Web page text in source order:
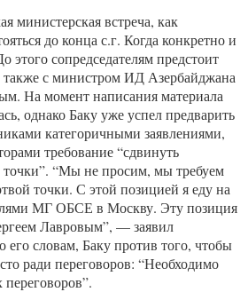
министерская встреча, как
до конца с.г. Когда конкретно и
этого сопредседателям предстоит
также с министром ИД Азербайджана
На момент написания материала
однако Баку уже успел предварить
категоричными заявлениями,
требование “сдвинуть
точки”. “Мы не просим, мы требуем
точки. С этой позицией я еду на
МГ ОБСЕ в Москву. Эту позиция
Лавровым”, — заявил
словам, Баку против того, чтобы
ради переговоров: “Необходимо